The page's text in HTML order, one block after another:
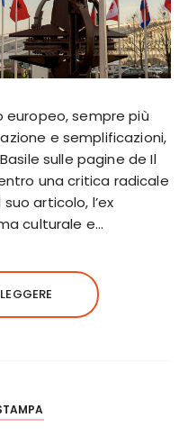
sempre più
e semplificazioni,
sulle pagine de Il
una critica radicale
articolo, l’ex
culturale e…